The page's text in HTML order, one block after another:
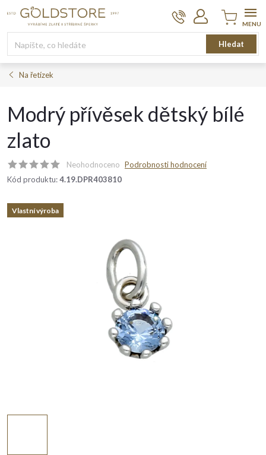
Hledat
Nákupní
košík
Na řetízek
Modrý přívěsek dětský bílé
zlato
Neohodnoceno Podrobnosti hodnocení
Kód produktu:4.19.DPR403810
Vlastní výroba